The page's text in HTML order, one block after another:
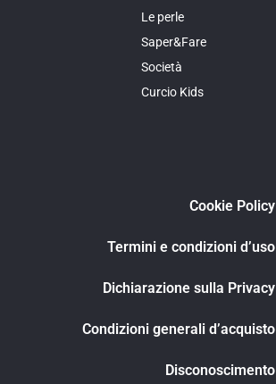
Le perle
Saper&Fare
Società
Curcio Kids
Cookie Policy
Termini e condizioni d’uso
Dichiarazione sulla Privacy
Condizioni generali d’acquisto
Disconoscimento